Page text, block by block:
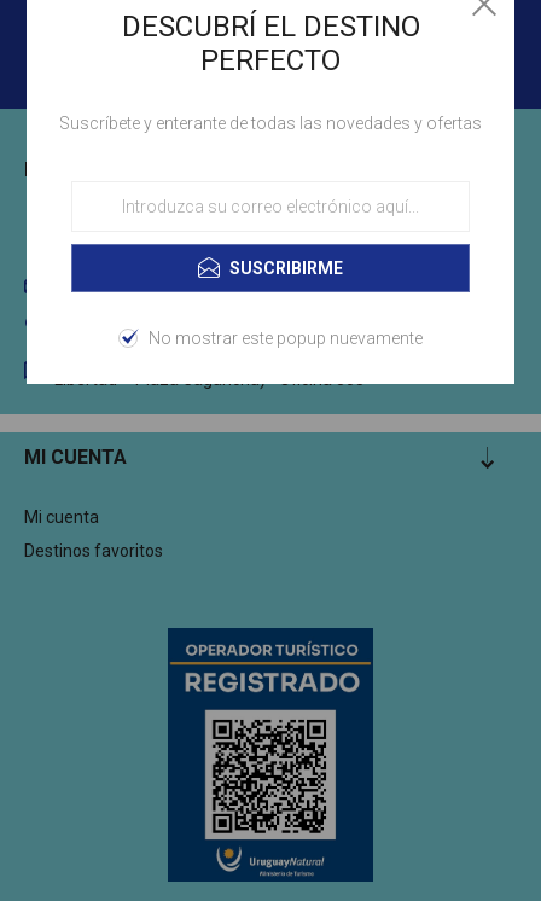
INFORMACIÓN DE CONTACTO
Montevideo, Uruguay
MI CUENTA
Mi cuenta
Destinos favoritos
DESCUBRÍ EL DESTINO
PERFECTO
Suscríbete y enterante de todas las novedades y ofertas
SUSCRIBIRME
No mostrar este popup nuevamente